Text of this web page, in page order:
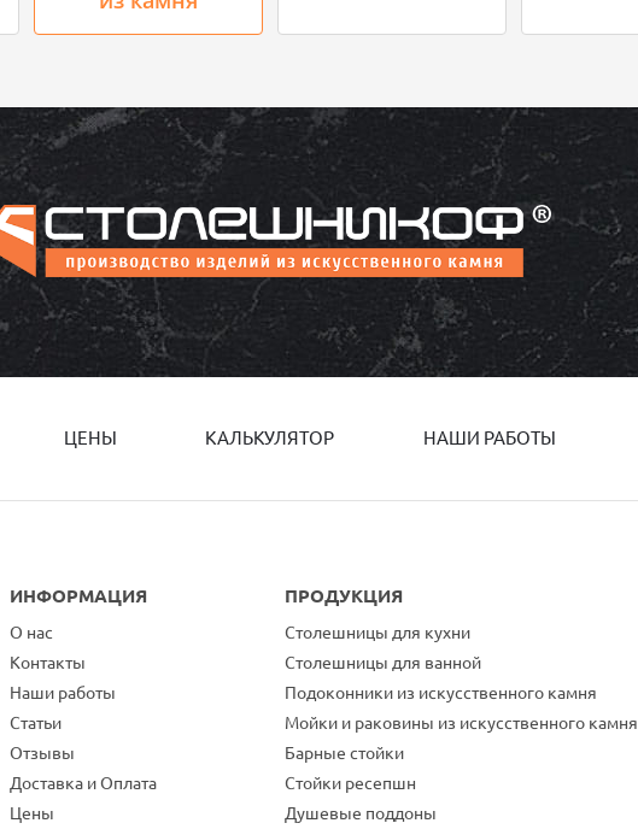
ЦЕНЫ КАЛЬКУЛЯТОР НАШИ РАБОТЫ
ИНФОРМАЦИЯ
О нас
Контакты
Наши работы
Статьи
Отзывы
Доставка и Оплата
Цены
ПРОДУКЦИЯ
Столешницы для кухни
Столешницы для ванной
Подоконники из искусственного камня
Мойки и раковины из искусственного камня
Барные стойки
Стойки ресепшн
Душевые поддоны